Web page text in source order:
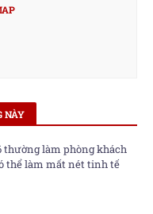
NÀY
thường làm phòng khách
thể làm mất nét tinh tế